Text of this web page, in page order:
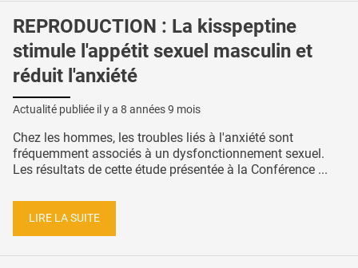
REPRODUCTION : La kisspeptine
stimule l'appétit sexuel masculin et
réduit l'anxiété
Actualité publiée il y a 8 années 9 mois
Chez les hommes, les troubles liés à l'anxiété sont
fréquemment associés à un dysfonctionnement sexuel.
Les résultats de cette étude présentée à la Conférence ...
LIRE LA SUITE